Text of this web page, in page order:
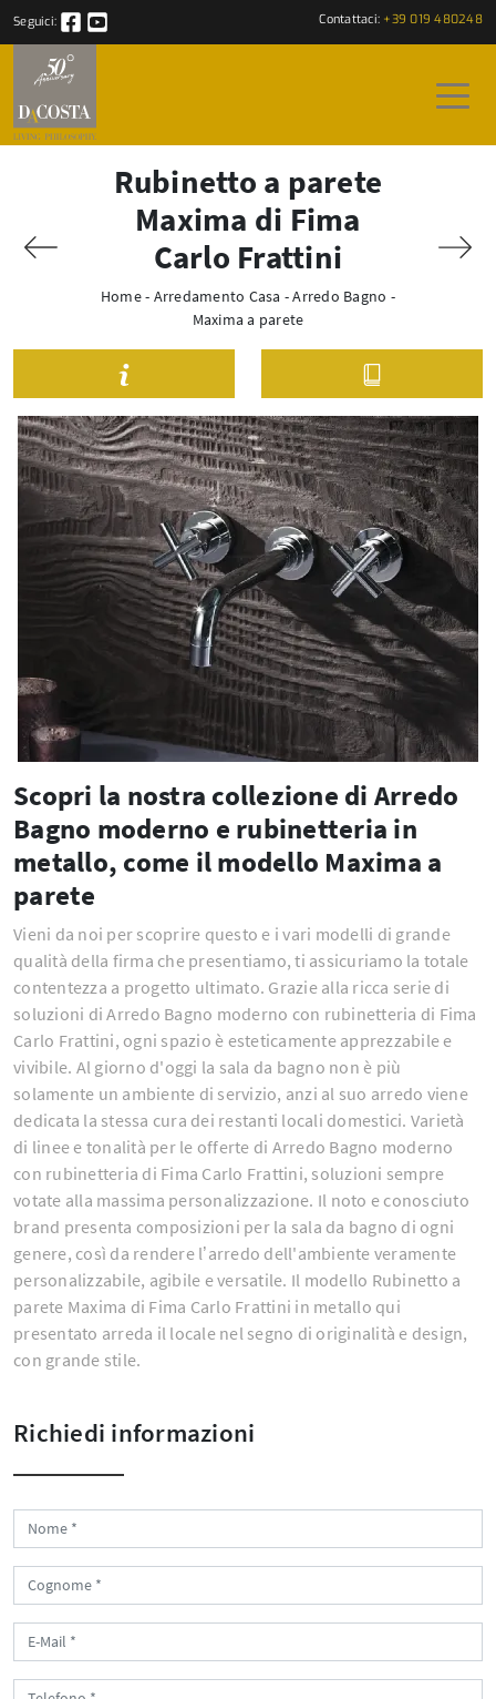
Seguici: Contattaci: +39 019 480248
Rubinetto a parete
Maxima di Fima
Carlo Frattini
Home- Arredamento Casa -Arredo Bagno -
Maxima a parete
Scopri la nostra collezione di Arredo
Bagno moderno e rubinetteria in
metallo, come il modello Maxima a
parete
Vieni da noi per scoprire questo e i vari modelli di grande
qualità della firma che presentiamo, ti assicuriamo la totale
contentezza a progetto ultimato. Grazie alla ricca serie di
soluzioni di Arredo Bagno moderno con rubinetteria di Fima
Carlo Frattini, ogni spazio è esteticamente apprezzabile e
vivibile. Al giorno d'oggi la sala da bagno non è più
solamente un ambiente di servizio, anzi al suo arredo viene
dedicata la stessa cura dei restanti locali domestici. Varietà
di linee e tonalità per le offerte di Arredo Bagno moderno
con rubinetteria di Fima Carlo Frattini, soluzioni sempre
votate alla massima personalizzazione. Il noto e conosciuto
brand presenta composizioni per la sala da bagno di ogni
genere, così da rendere l’arredo dell'ambiente veramente
personalizzabile, agibile e versatile. Il modello Rubinetto a
parete Maxima di Fima Carlo Frattini in metallo qui
presentato arreda il locale nel segno di originalità e design,
con grande stile.
Richiedi informazioni